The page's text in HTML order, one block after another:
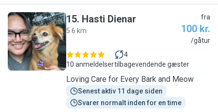
H
15. Hasti Dienar
5.6 km
fra
100 kr.
/gåtur
10 anmeldelser
4
tilbagevendende gæster
Loving Care for Every Bark and Meow
Senest aktiv 11 dage siden
Svarer normalt inden for en time